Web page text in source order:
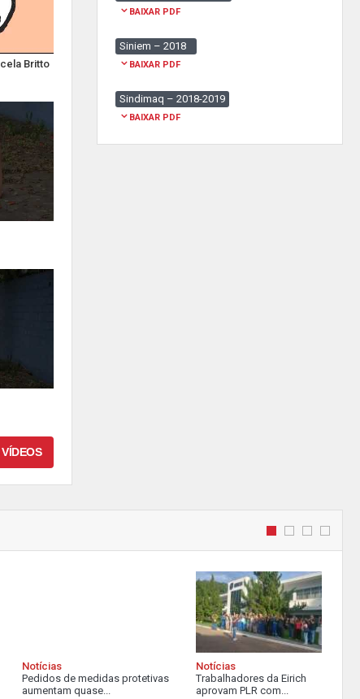
Britto
BAIXAR PDF
Siniem – 2018
BAIXAR PDF
Sindimaq – 2018-2019
BAIXAR PDF
Notícias
Pedidos de medidas protetivas
aumentam quase...
Notícias
Trabalhadores da Eirich
aprovam PLR com...